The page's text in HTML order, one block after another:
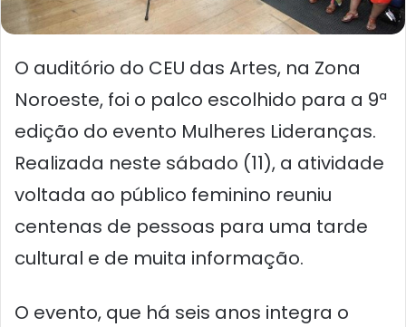
O auditório do CEU das Artes, na Zona
Noroeste, foi o palco escolhido para a 9ª
edição do evento Mulheres Lideranças.
Realizada neste sábado (11), a atividade
voltada ao público feminino reuniu
centenas de pessoas para uma tarde
cultural e de muita informação.
O evento, que há seis anos integra o